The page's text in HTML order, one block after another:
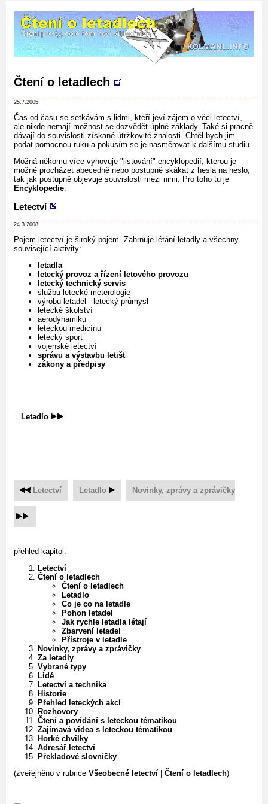
Čtení o letadlech
25.7.2005
Čas od času se setkávám s lidmi, kteří jeví zájem o věci letectví,
ale nikde nemají možnost se dozvědět úplné základy. Také si pracně
dávají do souvislosti získané útržkovité znalosti. Chtěl bych jim
podat pomocnou ruku a pokusím se je nasměrovat k dalšímu studiu.
Možná někomu více vyhovuje "listování" encyklopedií, kterou je
možné procházet abecedně nebo postupně skákat z hesla na heslo,
tak jak postupně objevuje souvislosti mezi nimi. Pro toho tu je
Encyklopedie.
Letectví
24.3.2008
Pojem letectví je široký pojem. Zahrnuje létání letadly a všechny
související aktivity:
letadla
letecký provoz a řízení letového provozu
letecký technický servis
službu letecké meterologie
výrobu letadel - letecký průmysl
letecké školství
aerodynamiku
leteckou medicínu
letecký sport
vojenské letectví
správu a výstavbu letišť
zákony a předpisy
Letadlo
Letectví Letadlo Novinky, zprávy a zprávičky
přehled kapitol:
Letectví
Čtení o letadlech
Čtení o letadlech
Letadlo
Co je co na letadle
Pohon letadel
Jak rychle letadla létají
Zbarvení letadel
Přístroje v letadle
Novinky, zprávy a zprávičky
Za letadly
Vybrané typy
Lidé
Letectví a technika
Historie
Přehled leteckých akcí
Rozhovory
Čtení a povídání s leteckou tématikou
Zajímavá videa s leteckou tématikou
Horké chvilky
Adresář letectví
Překladové slovníčky
(zveřejněno v rubrice Všeobecné letectví Čtení o letadlech)